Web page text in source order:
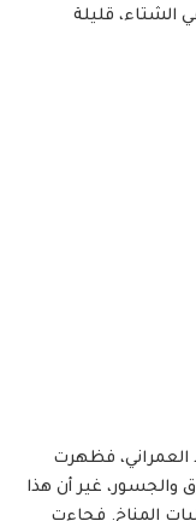
الشتاء، قليلة
العمراني، فظهرت
والجسور، غير أن هذا
المناخ. فجاءت